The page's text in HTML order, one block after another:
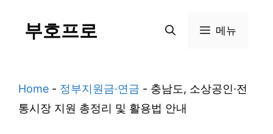
부호프로 메뉴
Home - 정부지원금·연금 - 충남도, 소상공인·전
통시장 지원 총정리 및 활용법 안내